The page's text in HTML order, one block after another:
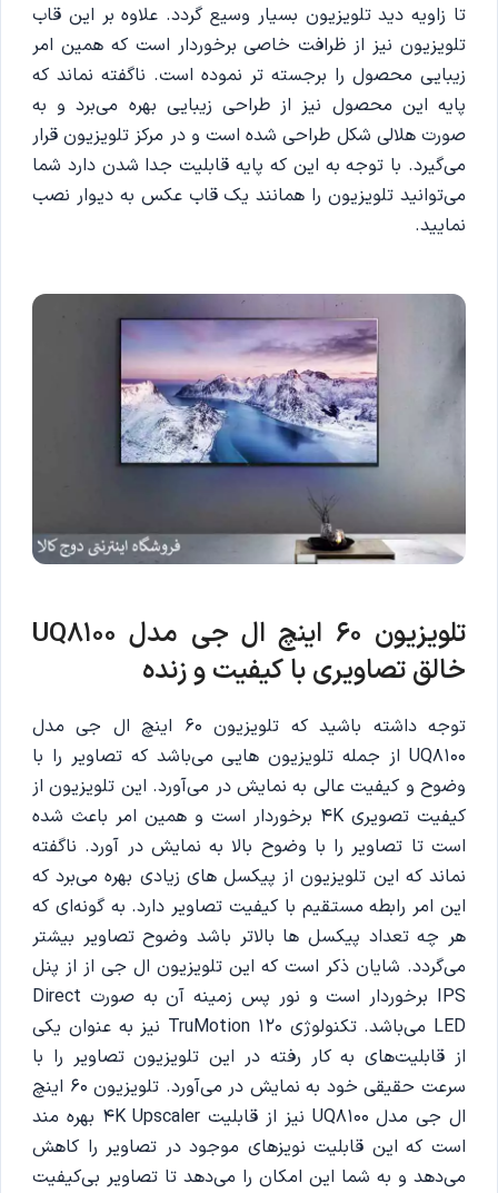
تا زاویه دید تلویزیون بسیار وسیع گردد. علاوه بر این قاب
تلویزیون نیز از ظرافت خاصی برخوردار است که همین امر
زیبایی محصول را برجسته تر نموده است. ناگفته نماند که
پایه این محصول نیز از طراحی زیبایی بهره می‌برد و به
صورت هلالی شکل طراحی شده است و در مرکز تلویزیون قرار
می‌گیرد. با توجه به این که پایه قابلیت جدا شدن دارد شما
می‌توانید تلویزیون را همانند یک قاب عکس به دیوار نصب
نمایید.
تلویزیون 60 اینچ ال جی مدل UQ8100
خالق تصاویری با کیفیت و زنده
توجه داشته باشید که تلویزیون 60 اینچ ال جی مدل
UQ8100 از جمله تلویزیون هایی می‌باشد که تصاویر را با
وضوح و کیفیت عالی به نمایش در می‌آورد. این تلویزیون از
کیفیت تصویری 4K برخوردار است و همین امر باعث شده
است تا تصاویر را با وضوح بالا به نمایش در آورد. ناگفته
نماند که این تلویزیون از پیکسل های زیادی بهره می‌برد که
این امر رابطه مستقیم با کیفیت تصاویر دارد. به گونه‌ای که
هر چه تعداد پیکسل ها بالاتر باشد وضوح تصاویر بیشتر
می‌گردد. شایان ذکر است که این تلویزیون ال جی از از پنل
IPS برخوردار است و نور پس زمینه آن به صورت Direct
LED می‌باشد. تکنولوژی TruMotion 120 نیز به عنوان یکی
از قابلیت‌های به کار رفته در این تلویزیون تصاویر را با
سرعت حقیقی خود به نمایش در می‌آورد. تلویزیون 60 اینچ
ال جی مدل UQ8100 نیز از قابلیت 4K Upscaler بهره مند
است که این قابلیت نویزهای موجود در تصاویر را کاهش
می‌دهد و به شما این امکان را می‌دهد تا تصاویر بی‌کیفیت